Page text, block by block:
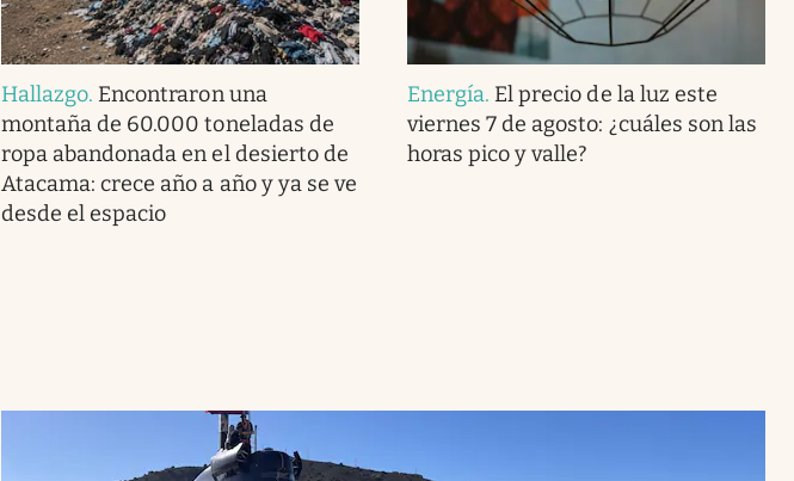
Hallazgo. Encontraron una
montaña de 60.000 toneladas de
ropa abandonada en el desierto de
Atacama: crece año a año y ya se ve
desde el espacio
Energía. El precio de la luz este
viernes 7 de agosto: ¿cuáles son las
horas pico y valle?